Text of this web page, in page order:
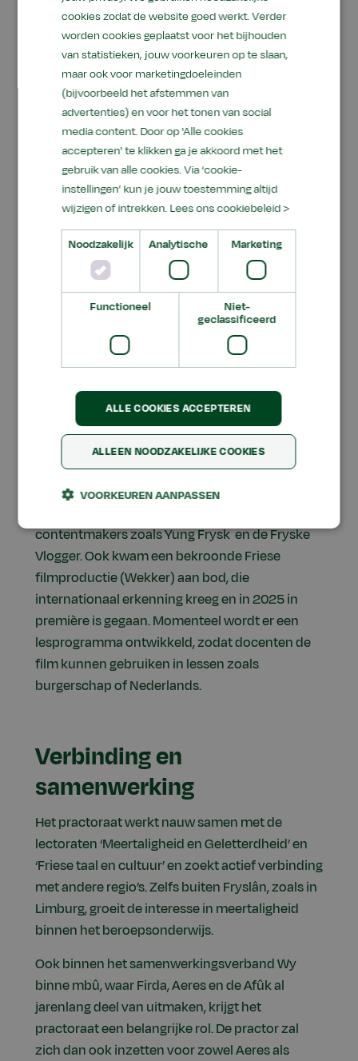
Onderzoek en
praktijkgericht leren
Het practoraat richt zich de komende jaren op
het duurzaam verankeren van Fries en
meertaligheid binnen het mbo. Dit gebeurt via
praktijkgericht onderzoek en in samenwerking
worden docenten geprofessionaliseerd op het
gebied van meertaligheid en
tweedetaalverwerving. Met vijf
onderzoekslijnen, waaronder Taal yn byld,
Taalprofyl, Taalûnderwiis, Taal fan it hert en
Lêswille, wordt gebouwd aan
toekomstbestendig en betekenisvol
taalonderwijs. Dit sluit aan bij de beroepspraktijk
en de leefwereld van studenten.
Tijdens de inauguratie werden deze thema’s
verder toegelicht aan de hand van verschillende
video’s en praktijkvoorbeelden, waaronder
contentmakers zoals Yung Frysk en de Fryske
Vlogger. Ook kwam een bekroonde Friese
filmproductie (Wekker) aan bod, die
internationaal erkenning kreeg en in 2025 in
première is gegaan. Momenteel wordt er een
lesprogramma ontwikkeld, zodat docenten de
film kunnen gebruiken in lessen zoals
burgerschap of Nederlands.
Verbinding en
samenwerking
Het practoraat werkt nauw samen met de
lectoraten ‘Meertaligheid en Geletterdheid’ en
‘Friese taal en cultuur’ en zoekt actief verbinding
met andere regio’s. Zelfs buiten Fryslân, zoals in
Limburg, groeit de interesse in meertaligheid
binnen het beroepsonderwijs.
Ook binnen het samenwerkingsverband Wy
binne mbû, waar Firda, Aeres en de Afûk al
jarenlang deel van uitmaken, krijgt het
practoraat een belangrijke rol. De practor zal
zich dan ook inzetten voor zowel Aeres als
cookies zodat de website goed werkt. Verder
worden cookies geplaatst voor het bijhouden
van statistieken, jouw voorkeuren op te slaan,
maar ook voor marketingdoeleinden
(bijvoorbeeld het afstemmen van
advertenties) en voor het tonen van social
media content. Door op 'Alle cookies
accepteren' te klikken ga je akkoord met het
gebruik van alle cookies. Via ‘cookie-
instellingen’ kun je jouw toestemming altijd
wijzigen of intrekken. Lees ons cookiebeleid >
Noodzakelijk Analytische Marketing
Functioneel
Niet-
geclassificeerd
ALLE COOKIES ACCEPTEREN
ALLEEN NOODZAKELIJKE COOKIES
VOORKEUREN AANPASSEN